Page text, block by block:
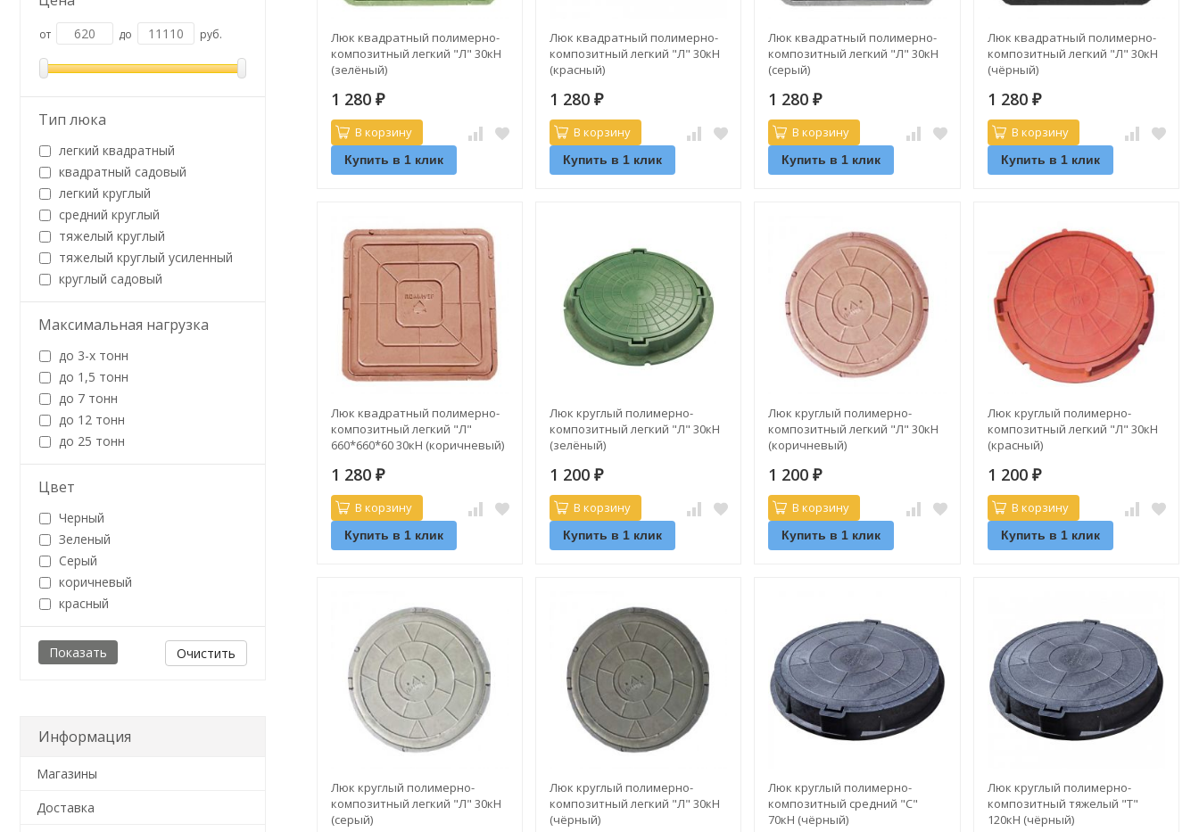
Люк квадратный полимерно-
композитный легкий "Л" 30кН
(зелёный)
1 280 ₽
В корзину
Купить в 1 клик
Люк квадратный полимерно-
композитный легкий "Л" 30кН
(красный)
1 280 ₽
В корзину
Купить в 1 клик
Люк квадратный полимерно-
композитный легкий "Л" 30кН
(серый)
1 280₽
В корзину
Купить в 1 клик
Люк квадратный полимерно-
композитный легкий "Л" 30кН
(чёрный)
1 280 ₽
В корзину
Купить в 1 клик
Люк квадратный полимерно-
композитный легкий "Л"
660*660*60 30кН (коричневый)
1 280 ₽
В корзину
Купить в 1 клик
Люк круглый полимерно-
композитный легкий "Л" 30кН
(зелёный)
1 200 ₽
В корзину
Купить в 1 клик
Люк круглый полимерно-
композитный легкий "Л" 30кН
(коричневый)
1 200₽
В корзину
Купить в 1 клик
Люк круглый полимерно-
композитный легкий "Л" 30кН
(красный)
1 200 ₽
В корзину
Купить в 1 клик
Люк круглый полимерно-
композитный легкий "Л" 30кН
(серый)
Люк круглый полимерно-
композитный легкий "Л" 30кН
(чёрный)
Люк круглый полимерно-
композитный средний "С"
70кН (чёрный)
Люк круглый полимерно-
композитный тяжелый "Т"
120кН (чёрный)
от до руб.
Тип люка
легкий квадратный
квадратный садовый
легкий круглый
средний круглый
тяжелый круглый
тяжелый круглый усиленный
круглый садовый
Максимальная нагрузка
до 3-х тонн
до 1,5 тонн
до 7 тонн
до 12 тонн
до 25 тонн
Цвет
Черный
Зеленый
Серый
коричневый
красный
Очистить
Информация
Магазины
Доставка